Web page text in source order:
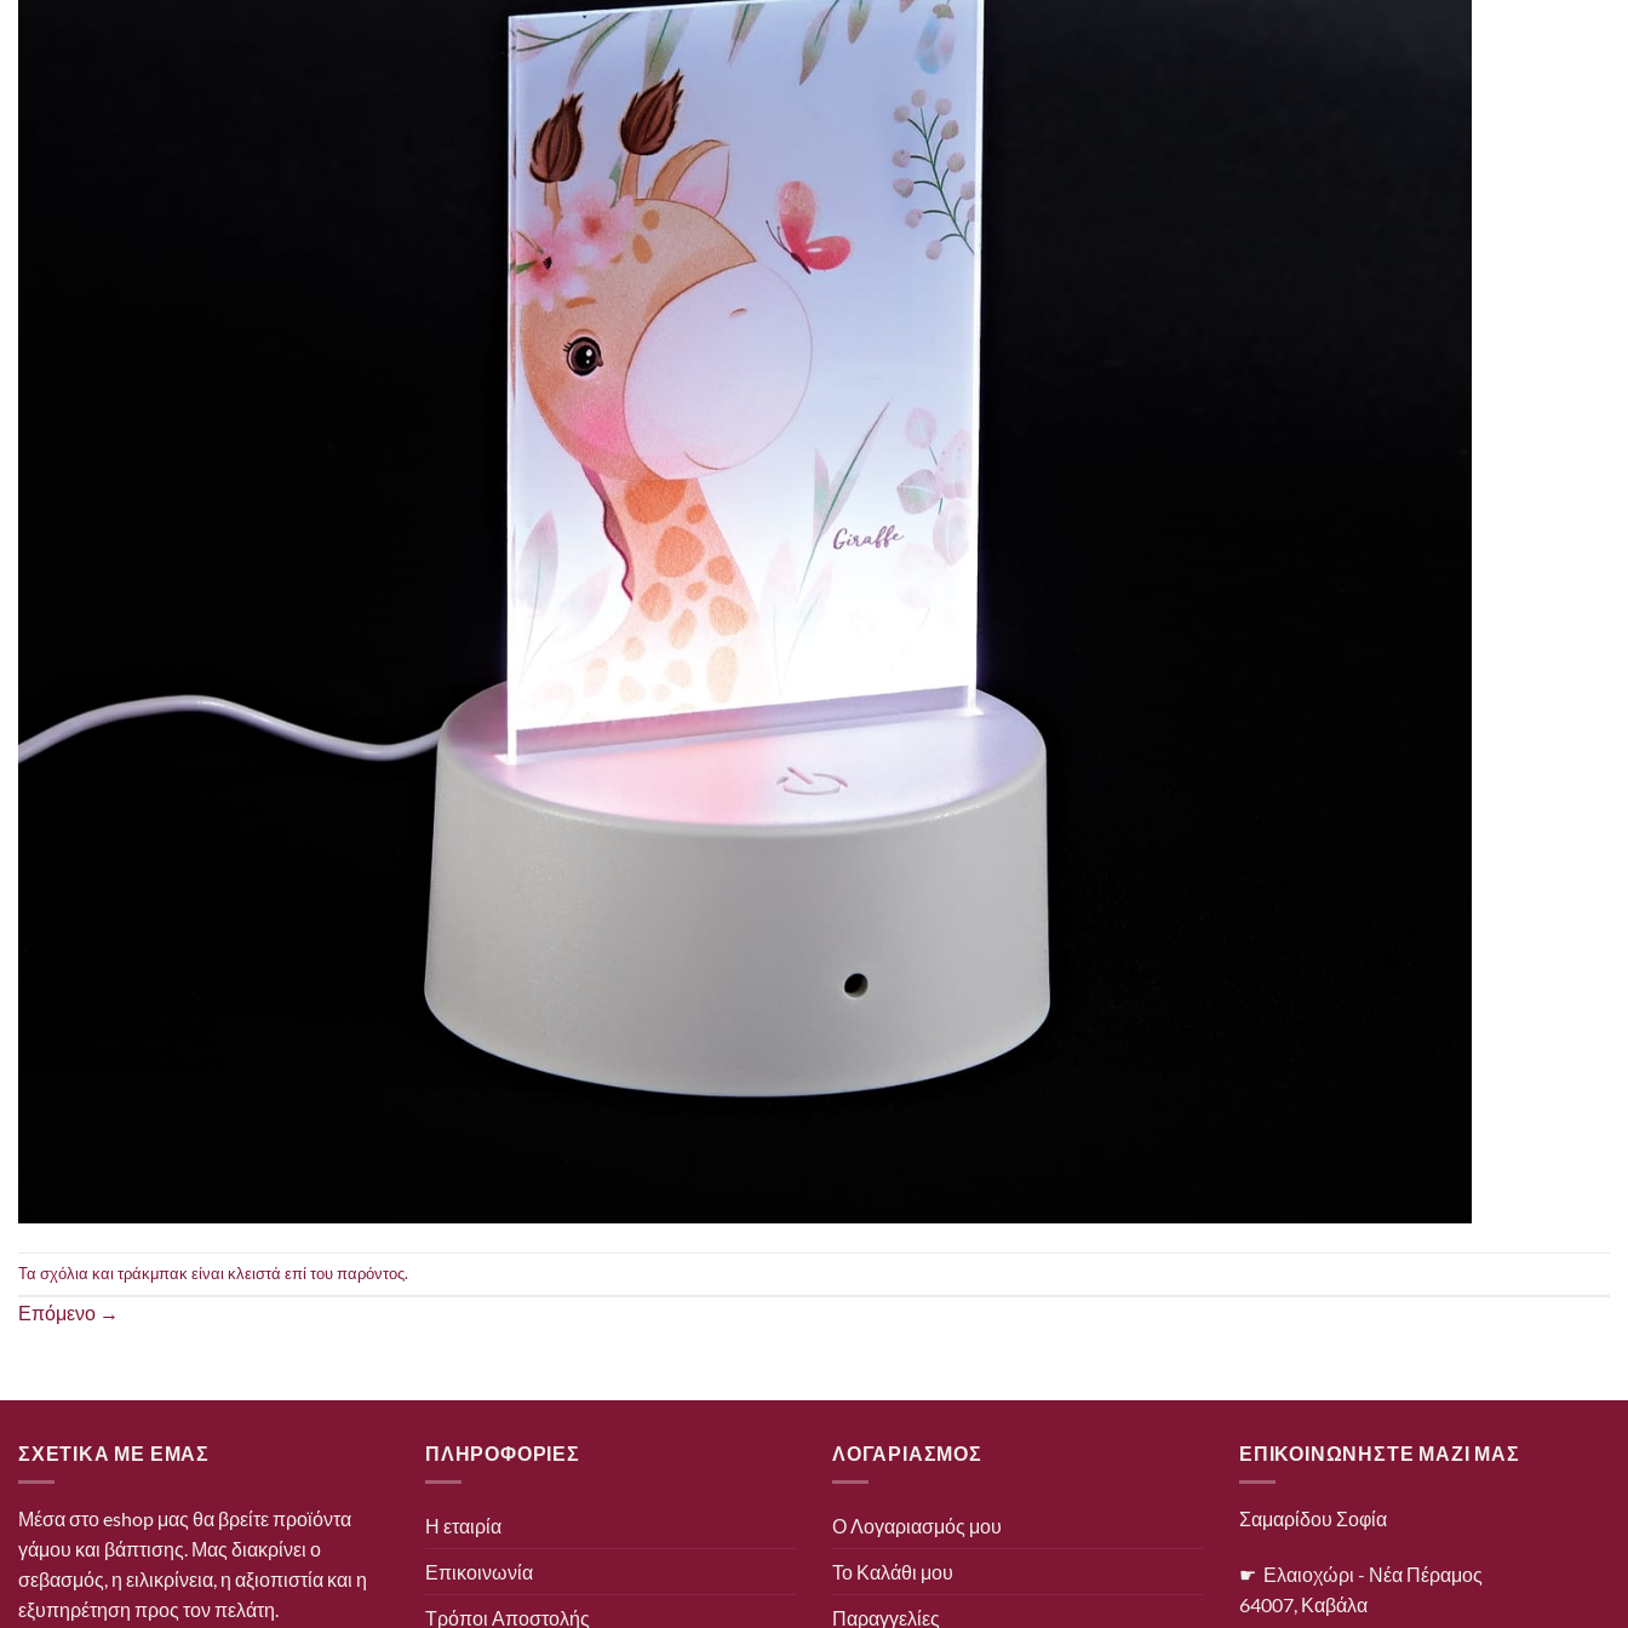
Τα σχόλια και τράκμπακ είναι κλειστά επί του παρόντος.
Επόμενο →
ΣΧΕΤΙΚΑ ΜΕ ΕΜΑΣ
Μέσα στο eshop μας θα βρείτε προϊόντα
γάμου και βάπτισης. Μας διακρίνει ο
σεβασμός, η ειλικρίνεια, η αξιοπιστία και η
εξυπηρέτηση προς τον πελάτη.
ΠΛΗΡΟΦΟΡΙΕΣ
Η εταιρία
Επικοινωνία
Τρόποι Αποστολής
ΛΟΓΑΡΙΑΣΜΟΣ
Ο Λογαριασμός μου
Το Καλάθι μου
Παραγγελίες
ΕΠΙΚΟΙΝΩΝΗΣΤΕ ΜΑΖΙ ΜΑΣ
Σαμαρίδου Σοφία
☛ Ελαιοχώρι - Νέα Πέραμος
64007, Καβάλα